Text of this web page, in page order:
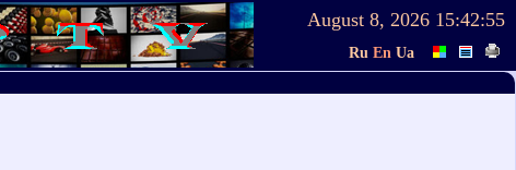
August 8, 2026 15:42:55
Ru En Ua